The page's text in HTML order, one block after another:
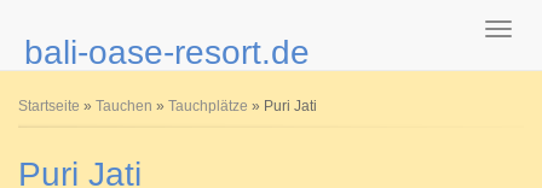
bali-oase-resort.de
Sie sind hier
Startseite » Tauchen » Tauchplätze » Puri Jati
Puri Jati